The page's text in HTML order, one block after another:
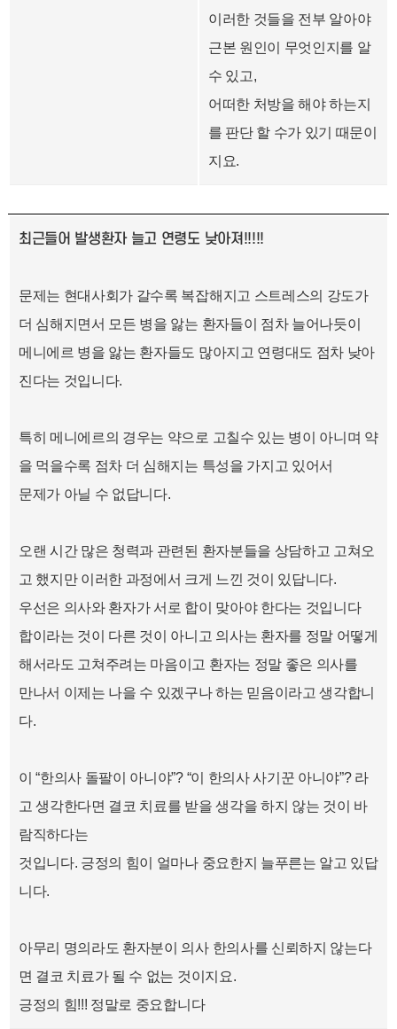
이러한 것들을 전부 알아야
근본 원인이 무엇인지를 알
수 있고,
어떠한 처방을 해야 하는지
를 판단 할 수가 있기 때문이
지요.
최근들어 발생환자 늘고 연령도 낮아져!!!!!
문제는 현대사회가 갈수록 복잡해지고 스트레스의 강도가
더 심해지면서 모든 병을 앓는 환자들이 점차 늘어나듯이
메니에르 병을 앓는 환자들도 많아지고 연령대도 점차 낮아
진다는 것입니다.
특히 메니에르의 경우는 약으로 고칠수 있는 병이 아니며 약
을 먹을수록 점차 더 심해지는 특성을 가지고 있어서
문제가 아닐 수 없답니다.
오랜 시간 많은 청력과 관련된 환자분들을 상담하고 고쳐오
고 했지만 이러한 과정에서 크게 느낀 것이 있답니다.
우선은 의사와 환자가 서로 합이 맞아야 한다는 것입니다
합이라는 것이 다른 것이 아니고 의사는 환자를 정말 어떻게
해서라도 고쳐주려는 마음이고 환자는 정말 좋은 의사를
만나서 이제는 나을 수 있겠구나 하는 믿음이라고 생각합니
다.
이 “한의사 돌팔이 아니야”? “이 한의사 사기꾼 아니야”? 라
고 생각한다면 결코 치료를 받을 생각을 하지 않는 것이 바
람직하다는
것입니다. 긍정의 힘이 얼마나 중요한지 늘푸른는 알고 있답
니다.
아무리 명의라도 환자분이 의사 한의사를 신뢰하지 않는다
면 결코 치료가 될 수 없는 것이지요.
긍정의 힘!!! 정말로 중요합니다